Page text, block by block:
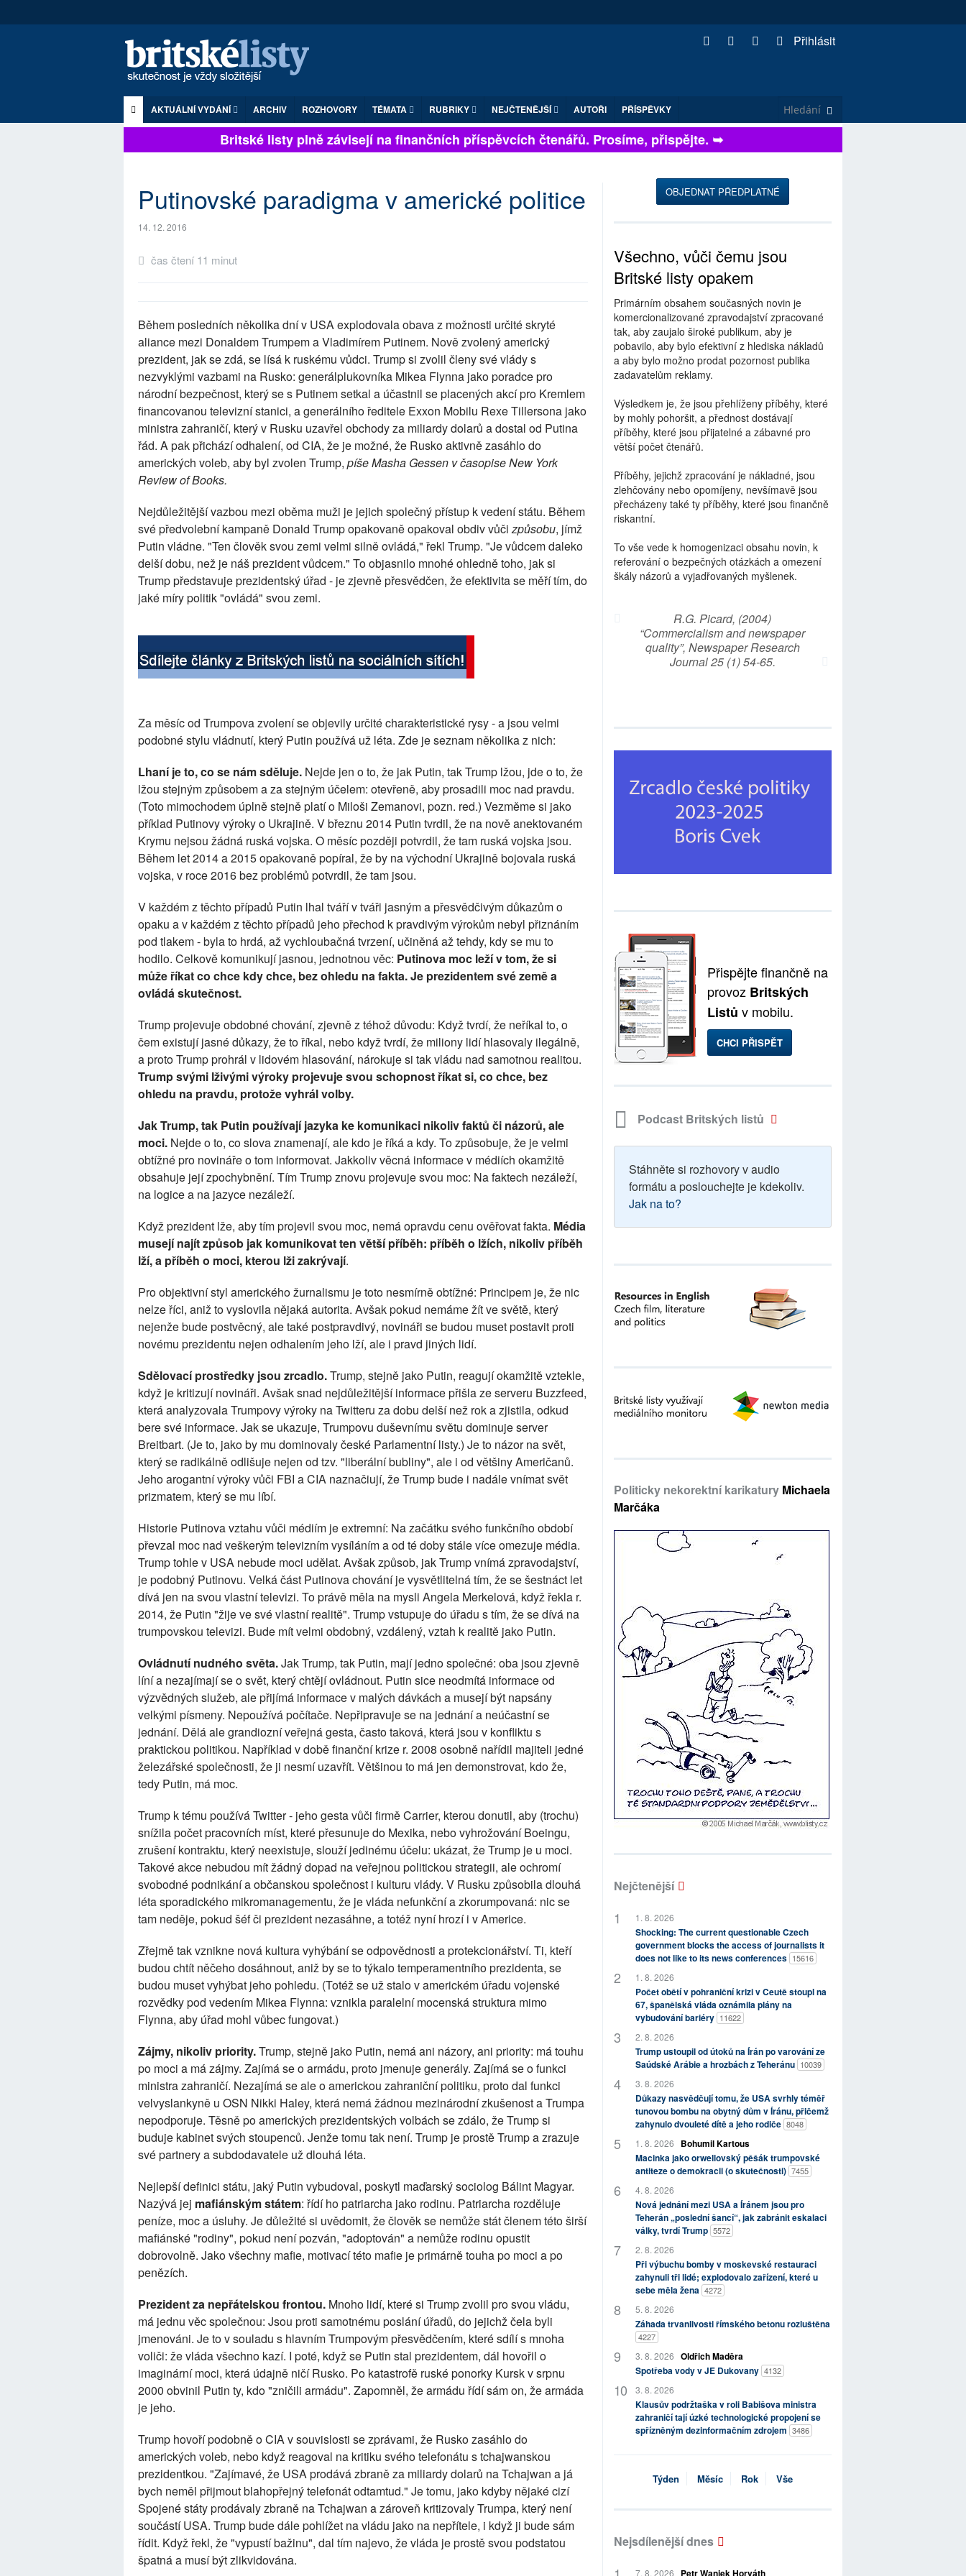
Přihlásit
AKTUÁLNÍ VYDÁNÍ ARCHIV ROZHOVORY TÉMATA RUBRIKY NEJČTENĚJŠÍ AUTOŘI PŘÍSPĚVKY
Britské listy plně závisejí na finančních příspěvcích čtenářů. Prosíme, přispějte. ➥
Putinovské paradigma v americké politice
14. 12. 2016
čas čtení 11 minut
Během posledních několika dní v USA explodovala obava z možnosti určité skryté
aliance mezi Donaldem Trumpem a Vladimírem Putinem. Nově zvolený americký
prezident, jak se zdá, se lísá k ruskému vůdci. Trump si zvolil členy své vlády s
nezvyklými vazbami na Rusko: generálplukovníka Mikea Flynna jako poradce pro
národní bezpečnost, který se s Putinem setkal a účastnil se placených akcí pro Kremlem
financovanou televizní stanici, a generálního ředitele Exxon Mobilu Rexe Tillersona jako
ministra zahraničí, který v Rusku uzavřel obchody za miliardy dolarů a dostal od Putina
řád. A pak přichází odhalení, od CIA, že je možné, že Rusko aktivně zasáhlo do
amerických voleb, aby byl zvolen Trump, píše Masha Gessen v časopise New York
Review of Books.
Nejdůležitější vazbou mezi oběma muži je jejich společný přístup k vedení státu. Během
své předvolební kampaně Donald Trump opakovaně opakoval obdiv vůčizpůsobu, jímž
Putin vládne. "Ten člověk svou zemi velmi silně ovládá," řekl Trump. "Je vůdcem daleko
delší dobu, než je náš prezident vůdcem." To objasnilo mnohé ohledně toho, jak si
Trump představuje prezidentský úřad - je zjevně přesvědčen, že efektivita se měří tím, do
jaké míry politik "ovládá" svou zemi.
Za měsíc od Trumpova zvolení se objevily určité charakteristické rysy - a jsou velmi
podobné stylu vládnutí, který Putin používá už léta. Zde je seznam několika z nich:
Lhaní je to, co se nám sděluje. Nejde jen o to, že jak Putin, tak Trump lžou, jde o to, že
lžou stejným způsobem a za stejným účelem: otevřeně, aby prosadili moc nad pravdu.
(Toto mimochodem úplně stejně platí o Miloši Zemanovi, pozn. red.) Vezměme si jako
příklad Putinovy výroky o Ukrajině. V březnu 2014 Putin tvrdil, že na nově anektovaném
Krymu nejsou žádná ruská vojska. O měsíc později potvrdil, že tam ruská vojska jsou.
Během let 2014 a 2015 opakovaně popíral, že by na východní Ukrajině bojovala ruská
vojska, v roce 2016 bez problémů potvrdil, že tam jsou.
V každém z těchto případů Putin lhal tváří v tváři jasným a přesvědčivým důkazům o
opaku a v každém z těchto případů jeho přechod k pravdivým výrokům nebyl přiznáním
pod tlakem - byla to hrdá, až vychloubačná tvrzení, učiněná až tehdy, kdy se mu to
hodilo. Celkově komunikují jasnou, jednotnou věc: Putinova moc leží v tom, že si
může říkat co chce kdy chce, bez ohledu na fakta. Je prezidentem své země a
ovládá skutečnost.
Trump projevuje obdobné chování, zjevně z téhož důvodu: Když tvrdí, že neříkal to, o
čem existují jasné důkazy, že to říkal, nebo když tvrdí, že miliony lidí hlasovaly ilegálně,
a proto Trump prohrál v lidovém hlasování, nárokuje si tak vládu nad samotnou realitou.
Trump svými lživými výroky projevuje svou schopnost říkat si, co chce, bez
ohledu na pravdu, protože vyhrál volby.
Jak Trump, tak Putin používají jazyka ke komunikaci nikoliv faktů či názorů, ale
moci. Nejde o to, co slova znamenají, ale kdo je říká a kdy. To způsobuje, že je velmi
obtížné pro novináře o tom informovat. Jakkoliv věcná informace v médiích okamžitě
obsahuje její zpochybnění. Tím Trump znovu projevuje svou moc: Na faktech nezáleží,
na logice a na jazyce nezáleží.
Když prezident lže, aby tím projevil svou moc, nemá opravdu cenu ověřovat fakta. Média
musejí najít způsob jak komunikovat ten větší příběh: příběh o lžích, nikoliv příběh
lží, a příběh o moci, kterou lži zakrývají.
Pro objektivní styl amerického žurnalismu je toto nesmírně obtížné: Principem je, že nic
nelze říci, aniž to vyslovila nějaká autorita. Avšak pokud nemáme žít ve světě, který
nejenže bude postvěcný, ale také postpravdivý, novináři se budou muset postavit proti
novému prezidentu nejen odhalením jeho lží, ale i pravd jiných lidí.
Sdělovací prostředky jsou zrcadlo.Trump, stejně jako Putin, reagují okamžitě vztekle,
když je kritizují novináři. Avšak snad nejdůležitější informace přišla ze serveru Buzzfeed,
která analyzovala Trumpovy výroky na Twitteru za dobu delší než rok a zjistila, odkud
bere své informace. Jak se ukazuje, Trumpovu duševnímu světu dominuje server
Breitbart. (Je to, jako by mu dominovaly české Parlamentní listy.) Je to názor na svět,
který se radikálně odlišuje nejen od tzv. "liberální bubliny", ale i od většiny Američanů.
Jeho arogantní výroky vůči FBI a CIA naznačiují, že Trump bude i nadále vnímat svět
prizmatem, který se mu líbí.
Historie Putinova vztahu vůči médiím je extremní: Na začátku svého funkčního období
převzal moc nad veškerým televizním vysíláním a od té doby stále více omezuje média.
Trump tohle v USA nebude moci udělat. Avšak způsob, jak Trump vnímá zpravodajství,
je podobný Putinovu. Velká část Putinova chování je vysvětlitelná tím, že se šestnáct let
dívá jen na svou vlastní televizi. To právě měla na mysli Angela Merkelová, když řekla r.
2014, že Putin "žije ve své vlastní realitě". Trump vstupuje do úřadu s tím, že se dívá na
trumpovskou televizi. Bude mít velmi obdobný, vzdálený, vztah k realitě jako Putin.
Ovládnutí nudného světa.Jak Trump, tak Putin, mají jedno společné: oba jsou zjevně
líní a nezajímají se o svět, který chtějí ovládnout. Putin sice neodmítá informace od
výzvědných služeb, ale přijímá informace v malých dávkách a musejí být napsány
velkými písmeny. Nepoužívá počítače. Nepřipravuje se na jednání a neúčastní se
jednání. Dělá ale grandiozní veřejná gesta, často taková, která jsou v konfliktu s
praktickou politikou. Například v době finanční krize r. 2008 osobně nařídil majiteli jedné
železářské společnosti, že ji nesmí uzavřít. Většinou to má jen demonstrovat, kdo že,
tedy Putin, má moc.
Trump k tému používá Twitter - jeho gesta vůči firmě Carrier, kterou donutil, aby (trochu)
snížila počet pracovních míst, které přesunuje do Mexika, nebo vyhrožování Boeingu,
zrušení kontraktu, který neexistuje, slouží jedinému účelu: ukázat, že Trump je u moci.
Takové akce nebudou mít žádný dopad na veřejnou politickou strategii, ale ochromí
svobodné podnikání a občanskou společnost i kulturu vlády. V Rusku způsobila dlouhá
léta sporadického mikromanagementu, že je vláda nefunkční a zkorumpovaná: nic se
tam neděje, pokud šéf či prezident nezasáhne, a totéž nyní hrozí i v Americe.
Zřejmě tak vznikne nová kultura vyhýbání se odpovědnosti a protekcionářství. Ti, kteří
budou chtít něčeho dosáhnout, aniž by se to týkalo temperamentního prezidenta, se
budou muset vyhýbat jeho pohledu. (Totéž se už stalo v americkém úřadu vojenské
rozvědky pod vedením Mikea Flynna: vznikla paralelní mocenská struktura mimo
Flynna, aby úřad mohl vůbec fungovat.)
Zájmy, nikoliv priority.Trump, stejně jako Putin, nemá ani názory, ani priority: má touhu
po moci a má zájmy. Zajímá se o armádu, proto jmenuje generály. Zajímá se o funkci
ministra zahraničí. Nezajímá se ale o americkou zahraniční politiku, proto dal funkci
velvyslankyně u OSN Nikki Haley, která nemá žádnou mezinárodní zkušenost a Trumpa
nepodporuje. Těsně po amerických prezidentských volbách se zdálo, že Trump si
buduje kabinet svých stoupenců. Jenže tomu tak není. Trump je prostě Trump a zrazuje
své partnery a subdodavatele už dlouhá léta.
Nejlepší definici státu, jaký Putin vybudoval, poskytl maďarský sociolog Bálint Magyar.
Nazývá jej mafiánským státem: řídí ho patriarcha jako rodinu. Patriarcha rozděluje
peníze, moc a úsluhy. Je důležité si uvědomit, že člověk se nemůže stát členem této širší
mafiánské "rodiny", pokud není pozván, "adoptován" a nemůže rodinu opustit
dobrovolně. Jako všechny mafie, motivací této mafie je primárně touha po moci a po
penězích.
Prezident za nepřátelskou frontou. Mnoho lidí, které si Trump zvolil pro svou vládu,
má jednu věc společnou: Jsou proti samotnému poslání úřadů, do jejichž čela byli
jmenováni. Je to v souladu s hlavním Trumpovým přesvědčením, které sdílí s mnoha
voliči: že vláda všechno kazí. I poté, když se Putin stal prezidentem, dál hovořil o
imaginární moci, která údajně ničí Rusko. Po katastrofě ruské ponorky Kursk v srpnu
2000 obvinil Putin ty, kdo "zničili armádu". Zapomněl, že armádu řídí sám on, že armáda
je jeho.
Trump hovoří podobně o CIA v souvislosti se zprávami, že Rusko zasáhlo do
amerických voleb, nebo když reagoval na kritiku svého telefonátu s tchajwanskou
prezidentkou. "Zajímavé, že USA prodává zbraně za miliardy dolarů na Tchajwan a já
bych neměl přijmout blahopřejný telefonát odtamtud." Je tomu, jako kdyby nějaké cizí
Spojené státy prodávaly zbraně na Tchajwan a zároveň kritizovaly Trumpa, který není
součástí USA. Trump bude dále pohlížet na vládu jako na nepřítele, i když ji bude sám
řídit. Když řekl, že "vypustí bažinu", dal tím najevo, že vláda je prostě svou podstatou
špatná a musí být zlikvidována.
OBJEDNAT PŘEDPLATNÉ
Všechno, vůči čemu jsou
Britské listy opakem
Primárním obsahem současných novin je
komercionalizované zpravodajství zpracované
tak, aby zaujalo široké publikum, aby je
pobavilo, aby bylo efektivní z hlediska nákladů
a aby bylo možno prodat pozornost publika
zadavatelům reklamy.
Výsledkem je, že jsou přehlíženy příběhy, které
by mohly pohoršit, a přednost dostávají
příběhy, které jsou přijatelné a zábavné pro
větší počet čtenářů.
Příběhy, jejichž zpracování je nákladné, jsou
zlehčovány nebo opomíjeny, nevšímavě jsou
přecházeny také ty příběhy, které jsou finančně
riskantní.
To vše vede k homogenizaci obsahu novin, k
referování o bezpečných otázkách a omezení
škály názorů a vyjadřovaných myšlenek.
R.G. Picard, (2004)
“Commercialism and newspaper
quality”, Newspaper Research
Journal 25 (1) 54-65.
Přispějte finančně na
provoz Britských
Listů v mobilu.
CHCI PŘISPĚT
Podcast Britských listů
Stáhněte si rozhovory v audio
formátu a poslouchejte je kdekoliv.
Jak na to?
Politicky nekorektní karikatury Michaela
Marčáka
Nejčtenější
1. 8. 2026
Shocking: The current questionable Czech
government blocks the access of journalists it
does not like to its news conferences 15616
1. 8. 2026
Počet obětí v pohraniční krizi v Ceutě stoupl na
67, španělská vláda oznámila plány na
vybudování bariéry 11622
2. 8. 2026
Trump ustoupil od útoků na Írán po varování ze
Saúdské Arábie a hrozbách z Teheránu 10039
3. 8. 2026
Důkazy nasvědčují tomu, že USA svrhly téměř
tunovou bombu na obytný dům v Íránu, přičemž
zahynulo dvouleté dítě a jeho rodiče 8048
1. 8. 2026
Bohumil Kartous
Macinka jako orwellovský pěšák trumpovské
antiteze o demokracii (o skutečnosti) 7455
4. 8. 2026
Nová jednání mezi USA a Íránem jsou pro
Teherán „poslední šancí“, jak zabránit eskalaci
války, tvrdí Trump 5572
2. 8. 2026
Při výbuchu bomby v moskevské restauraci
zahynuli tři lidé; explodovalo zařízení, které u
sebe měla žena 4272
5. 8. 2026
Záhada trvanlivosti římského betonu rozluštěna
4227
3. 8. 2026 Oldřich Maděra
Spotřeba vody v JE Dukovany 4132
3. 8. 2026
Klausův podržtaška v roli Babišova ministra
zahraničí tají úzké technologické propojení se
spřízněným dezinformačním zdrojem 3486
Týden Měsíc Rok Vše
Nejsdílenější dnes
7. 8. 2026 Petr Waniek Horváth